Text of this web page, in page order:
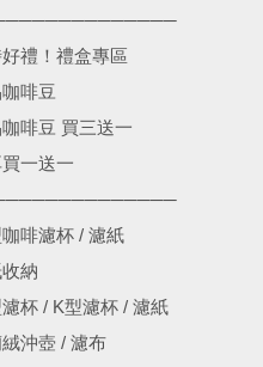
禮！禮盒專區
啡豆
啡豆 買三送一
一送一
啡濾杯 / 濾紙
納
杯 / K型濾杯 / 濾紙
沖壺 / 濾布